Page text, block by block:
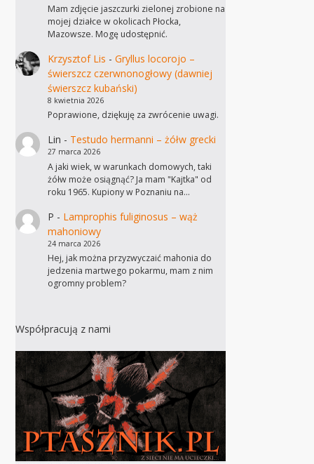
Mam zdjęcie jaszczurki zielonej zrobione na
mojej działce w okolicach Płocka,
Mazowsze. Mogę udostępnić.
Krzysztof Lis - Gryllus locorojo –
świerszcz czerwnonogłowy (dawniej
świerszcz kubański)
8 kwietnia 2026
Poprawione, dziękuję za zwrócenie uwagi.
Lin - Testudo hermanni – żółw grecki
27 marca 2026
A jaki wiek, w warunkach domowych, taki
żółw może osiągnąć? Ja mam "Kajtka" od
roku 1965. Kupiony w Poznaniu na…
P - Lamprophis fuliginosus – wąż
mahoniowy
24 marca 2026
Hej, jak można przyzwyczaić mahonia do
jedzenia martwego pokarmu, mam z nim
ogromny problem?
Współpracują z nami